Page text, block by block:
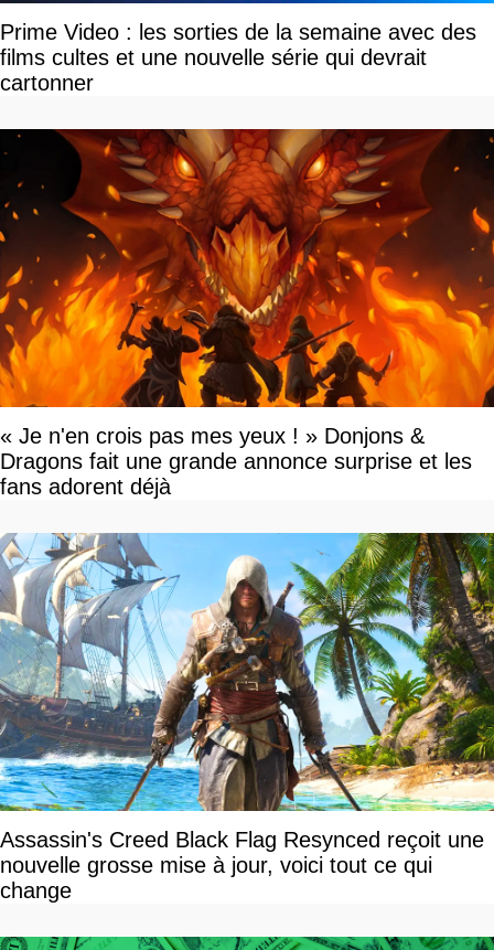
Prime Video : les sorties de la semaine avec des
films cultes et une nouvelle série qui devrait
cartonner
« Je n'en crois pas mes yeux ! » Donjons &
Dragons fait une grande annonce surprise et les
fans adorent déjà
Assassin's Creed Black Flag Resynced reçoit une
nouvelle grosse mise à jour, voici tout ce qui
change